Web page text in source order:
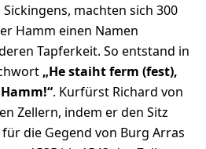
machten sich 300
Hamm einen Namen
Tapferkeit. So entstand in
„He staiht ferm (fest),
. Kurfürst Richard von
Zellern, indem er den Sitz
die Gegend von Burg Arras